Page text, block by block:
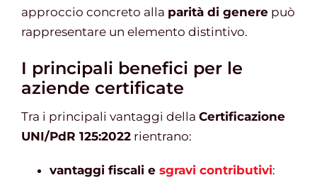
approccio concreto alla parità di genere può
rappresentare un elemento distintivo.
I principali benefici per le
aziende certificate
Tra i principali vantaggi della Certificazione
UNI/PdR 125:2022 rientrano:
vantaggi fiscali e sgravi contributivi: